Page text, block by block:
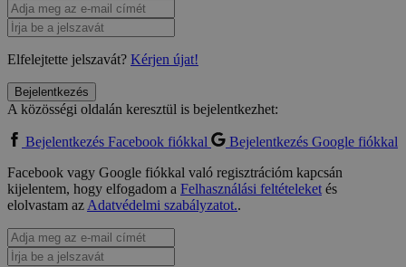
Elfelejtette jelszavát? Kérjen újat!
Bejelentkezés
A közösségi oldalán keresztül is bejelentkezhet:
Bejelentkezés Facebook fiókkal
Bejelentkezés Google fiókkal
Facebook vagy Google fiókkal való regisztrációm kapcsán
kijelentem, hogy elfogadom a Felhasználási feltételeketés
elolvastam azAdatvédelmi szabályzatot..